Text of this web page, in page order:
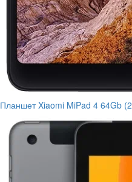
Планшет Xiaomi MiPad 4 64Gb